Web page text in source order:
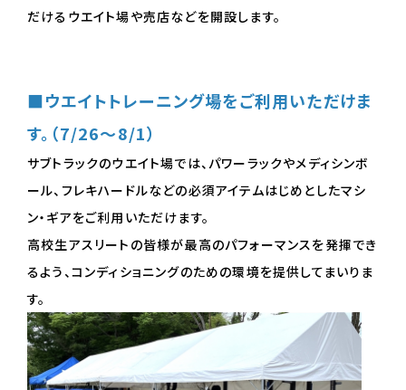
だけるウエイト場や売店などを開設します。
■ウエイトトレーニング場をご利用いただけま
す。（7/26～8/1）
サブトラックのウエイト場では、パワーラックやメディシンボ
ール、フレキハードルなどの必須アイテムはじめとしたマシ
ン・ギアをご利用いただけます。
高校生アスリートの皆様が最高のパフォーマンスを発揮でき
るよう、コンディショニングのための環境を提供してまいりま
す。